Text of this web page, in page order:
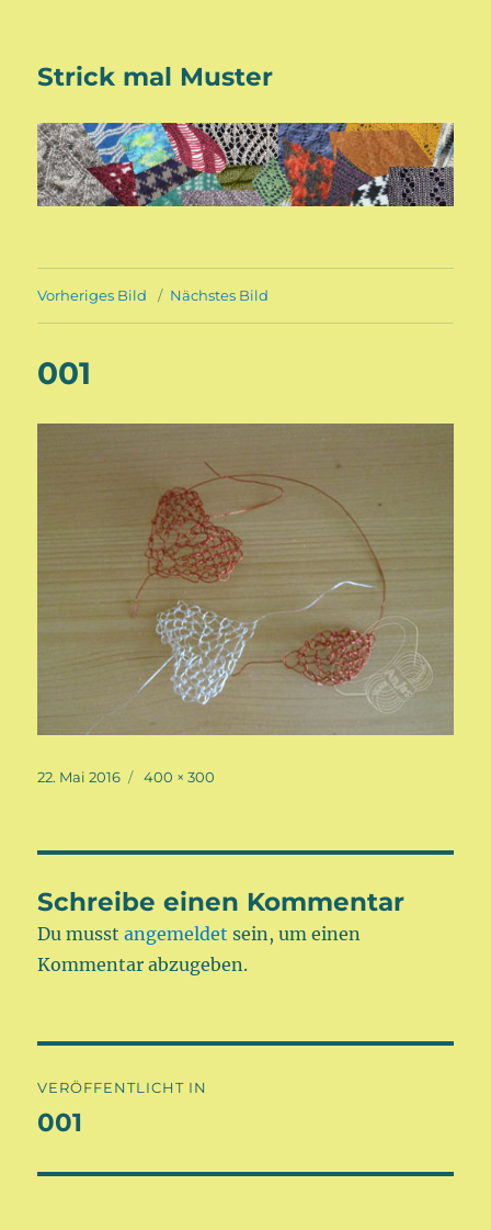
Strick mal Muster
Vorheriges Bild Nächstes Bild
001
Veröffentlicht
22. Mai 2016
Volle
400 × 300
Schreibe einen Kommentar
Du musstangemeldet sein, um einen
Kommentar abzugeben.
VERÖFFENTLICHT IN
001